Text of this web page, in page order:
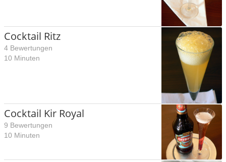
Cocktail Ritz
4 Bewertungen
10 Minuten
Cocktail Kir Royal
9 Bewertungen
10 Minuten